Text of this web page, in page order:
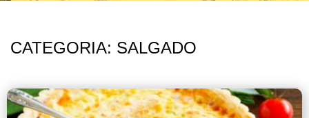
Salgado
CATEGORIA: SALGADO